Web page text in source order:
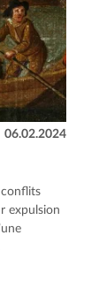
06.02.2024
expulsion